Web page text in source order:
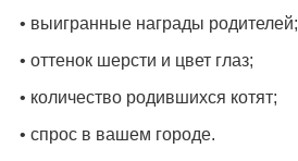
• выигранные награды родителей;
• оттенок шерсти и цвет глаз;
• количество родившихся котят;
• спрос в вашем городе.